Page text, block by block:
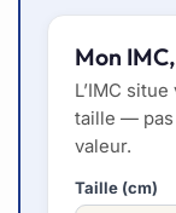
Mon
L’IMC
taille — pas
valeur.
Taille (cm)